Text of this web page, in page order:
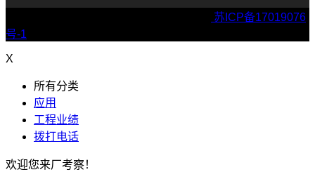
苏ICP备17019076
号-1
X
所有分类
应用
工程业绩
拨打电话
欢迎您来厂考察！